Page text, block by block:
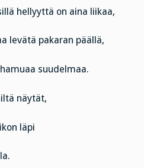
hellyyttä on aina liikaa,
levätä pakaran päällä,
suudelmaa.
näytät,
läpi